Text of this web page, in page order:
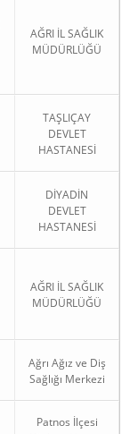
AĞRI İL SAĞLIK
MÜDÜRLÜĞÜ
TAŞLIÇAY
DEVLET
HASTANESİ
DİYADİN
DEVLET
HASTANESİ
AĞRI İL SAĞLIK
MÜDÜRLÜĞÜ
Ağrı Ağız ve Diş
Sağlığı Merkezi
Patnos İlçesi